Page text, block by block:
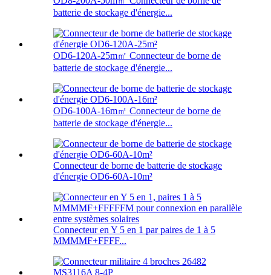
batterie de stockage d'énergie...
OD6-120A-25m㎡ Connecteur de borne de
batterie de stockage d'énergie...
OD6-100A-16m㎡ Connecteur de borne de
batterie de stockage d'énergie...
Connecteur de borne de batterie de stockage
d'énergie OD6-60A-10m²
Connecteur en Y 5 en 1 par paires de 1 à 5
MMMMF+FFFF...